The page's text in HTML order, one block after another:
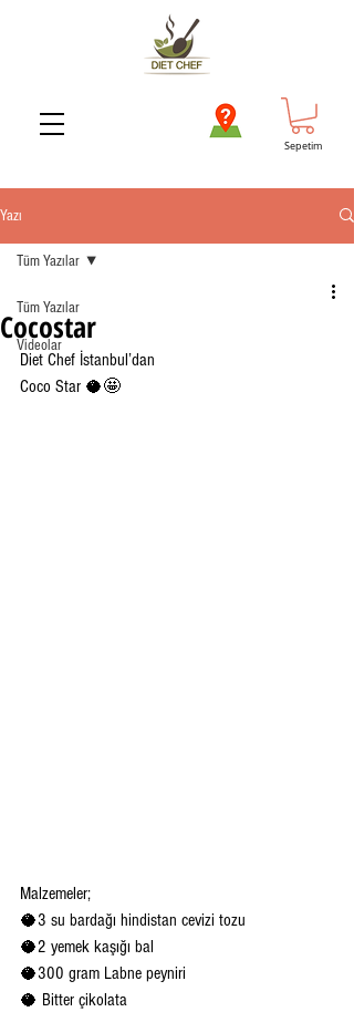
Sepetim
Yazı
Tüm Yazılar
Videolar
Tüm Yazılar
Cocostar
Diet Chef İstanbul’dan
Coco Star 🥥🤩
Malzemeler;
🥥3 su bardağı hindistan cevizi tozu
🥥2 yemek kaşığı bal
🥥300 gram Labne peyniri
🥥 Bitter çikolata